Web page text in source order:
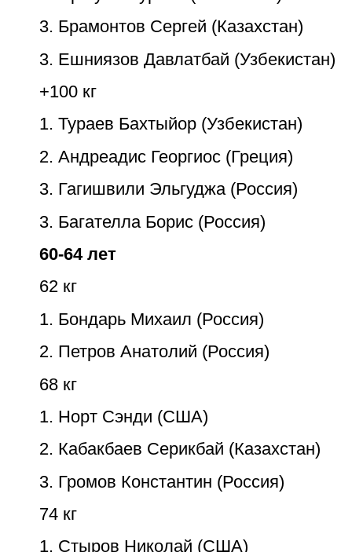
3. Брамонтов Сергей (Казахстан)
3. Ешниязов Давлатбай (Узбекистан)
+100 кг
1. Тураев Бахтыйор (Узбекистан)
2. Андреадис Георгиос (Греция)
3. Гагишвили Эльгуджа (Россия)
3. Багателла Борис (Россия)
60-64 лет
62 кг
1. Бондарь Михаил (Россия)
2. Петров Анатолий (Россия)
68 кг
1. Норт Сэнди (США)
2. Кабакбаев Серикбай (Казахстан)
3. Громов Константин (Россия)
74 кг
1. Стыров Николай (США)